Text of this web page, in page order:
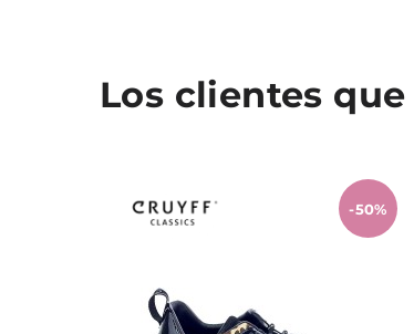
Los clientes
-50%